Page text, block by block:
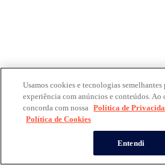
Usamos cookies e tecnologias semelhantes
experiência com anúncios e conteúdos. Ao
concorda com nossa Política de
Política de Cookies
Entendi